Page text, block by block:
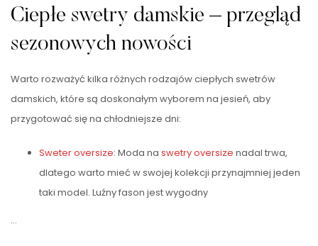
Ciepłe swetry damskie – przegląd
sezonowych nowości
Warto rozważyć kilka różnych rodzajów ciepłych swetrów
damskich, które są doskonałym wyborem na jesień, aby
przygotować się na chłodniejsze dni:
Sweter oversize: Moda na swetry oversize nadal trwa,
dlatego warto mieć w swojej kolekcji przynajmniej jeden
taki model. Luźny fason jest wygodny
…